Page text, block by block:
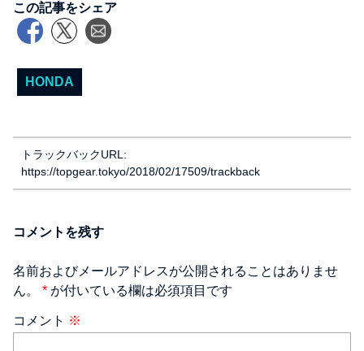
この記事をシェア
HONDA
トラックバックURL:
https://topgear.tokyo/2018/02/17509/trackback
コメントを残す
名前およびメールアドレスが公開されることはありませ
ん。 * が付いている欄は必須項目です
コメント ※